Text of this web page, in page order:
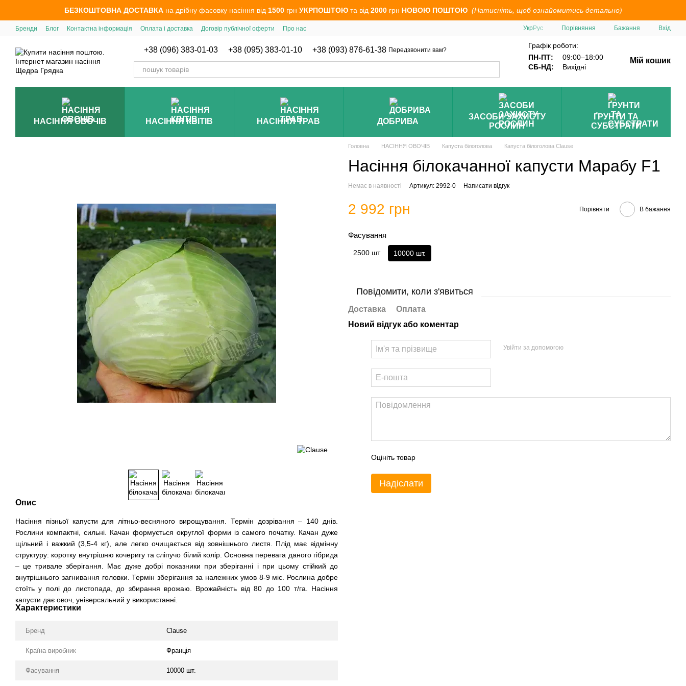
Перейти до основного контентуБЕЗКОШТОВНА ДОСТАВКА на дрібну фасовку насіння від 1500грн УКРПОШТОЮта від 2000грн НОВОЮ ПОШТОЮ (Натисніть, щоб ознайомитись детально)
Бренди Блог Контактна інформація Оплата і доставка Договір публічної оферти Про нас УкрРус Порівняння Бажання Вхід
+38 (096) 383-01-03 +38 (095) 383-01-10 +38 (093) 876-61-38 Передзвонити вам?
Графік роботи:
ПН-ПТ:
09:00–18:00
СБ-НД:
Вихідні
Мій кошик
НАСІННЯ ОВОЧІВ НАСІННЯ КВІТІВ НАСІННЯ ТРАВ ДОБРИВА
ЗАСОБИ ЗАХИСТУ
РОСЛИН
ҐРУНТИ ТА
СУБСТРАТИ
Опис
Насіння пізньої капусти для літньо-весняного вирощування. Термін дозрівання – 140 днів.
Рослини компактні, сильні. Качан формується округлої форми із самого початку. Качан дуже
щільний і важкий (3,5-4 кг), але легко очищається від зовнішнього листя. Плід має відмінну
структуру: коротку внутрішню кочеригу та сліпучо білий колір. Основна перевага даного гібрида
– це тривале зберігання. Має дуже добрі показники при зберіганні і при цьому стійкий до
внутрішнього загнивання головки. Термін зберігання за належних умов 8-9 міс. Рослина добре
стоїть у полі до листопада, до збирання врожаю. Врожайність від 80 до 100 т/га. Насіння
капусти дає овоч, універсальний у використанні.
Характеристики
Бренд Clause
Країна виробник Франція
Фасування 10000 шт.
Головна НАСІННЯ ОВОЧІВ Капуста білоголова Капуста білоголова Clause
Насіння білокачанної капусти Марабу F1
Немає в наявності Артикул: 2992-0 Написати відгук
2 992 грн Порівняти В бажання
Фасування
2500 шт 10000 шт.
Повідомити, коли з'явиться
Доставка
Оплата
Новий відгук або коментар
Увійти за допомогою
Оцініть товар
Надіслати